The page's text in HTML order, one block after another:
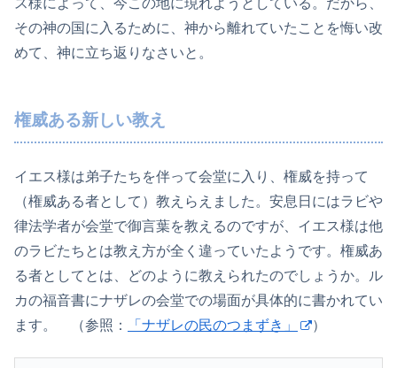
ス様によって、今この地に現れようとしている。だから、
その神の国に入るために、神から離れていたことを悔い改
めて、神に立ち返りなさいと。
権威ある新しい教え
イエス様は弟子たちを伴って会堂に入り、権威を持って
（権威ある者として）教えらえました。安息日にはラビや
律法学者が会堂で御言葉を教えるのですが、イエス様は他
のラビたちとは教え方が全く違っていたようです。権威あ
る者としてとは、どのように教えられたのでしょうか。ル
カの福音書にナザレの会堂での場面が具体的に書かれてい
ます。 （参照：
「ナザレの民のつまずき」 ）